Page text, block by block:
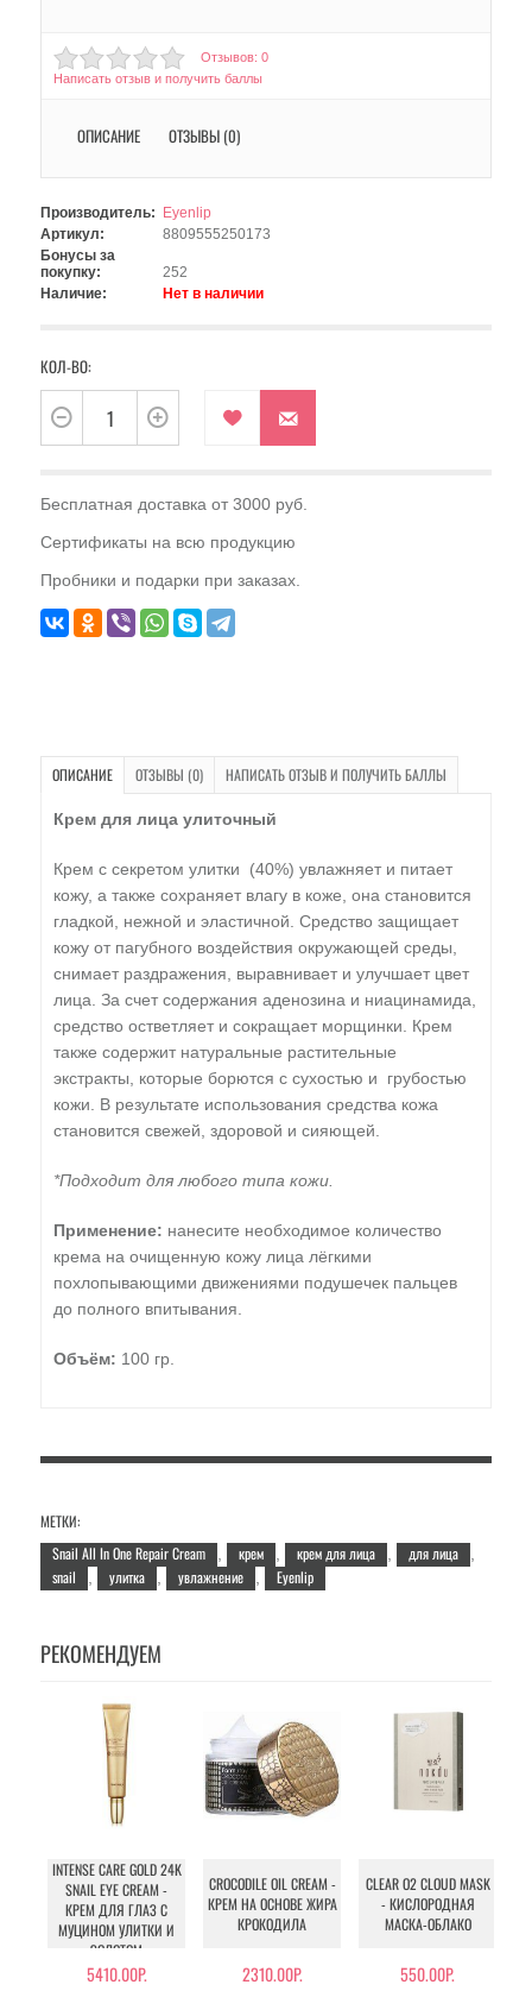
Отзывов: 0
Написать отзыв и получить баллы
ОПИСАНИЕ ОТЗЫВЫ (0)
Производитель:
Eyenlip
Артикул:
8809555250173
Бонусы за
покупку:
252
Наличие:
Нет в наличии
КОЛ-ВО:
Бесплатная доставка от 3000 руб.
Сертификаты на всю продукцию
Пробники и подарки при заказах.
ОПИСАНИЕ ОТЗЫВЫ (0) НАПИСАТЬ ОТЗЫВ И ПОЛУЧИТЬ БАЛЛЫ
Крем для лица улиточный
Крем с секретом улитки (40%) увлажняет и питает
кожу, а также сохраняет влагу в коже, она становится
гладкой, нежной и эластичной. Средство защищает
кожу от пагубного воздействия окружающей среды,
снимает раздражения, выравнивает и улучшает цвет
лица. За счет содержания аденозина и ниацинамида,
средство остветляет и сокращает морщинки. Крем
также содержит натуральные растительные
экстракты, которые борются с сухостью и грубостью
кожи. В результате использования средства кожа
становится свежей, здоровой и сияющей.
*Подходит для любого типа кожи.
Применение: нанесите необходимое количество
крема на очищенную кожу лица лёгкими
похлопывающими движениями подушечек пальцев
до полного впитывания.
Объём: 100 гр.
МЕТКИ:
Snail All In One Repair Cream
крем крем для лица для лица
snail улитка увлажнение Eyenlip
РЕКОМЕНДУЕМ
INTENSE CARE GOLD 24K
SNAIL EYE CREAM -
КРЕМ ДЛЯ ГЛАЗ С
МУЦИНОМ УЛИТКИ И
ЗОЛОТОМ
5410.00Р.
CROCODILE OIL CREAM -
КРЕМ НА ОСНОВЕ ЖИРА
КРОКОДИЛА
2310.00Р.
CLEAR O2 CLOUD MASK
- КИСЛОРОДНАЯ
МАСКА-ОБЛАКО
550.00Р.